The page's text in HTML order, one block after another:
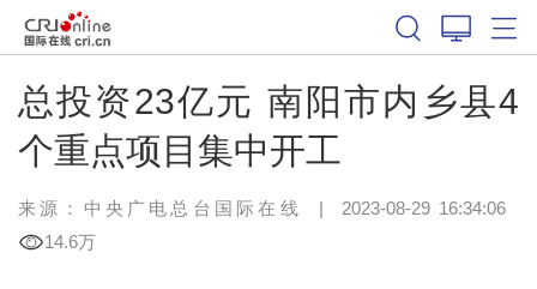
总投资23亿元 南阳市内乡县4
个重点项目集中开工
来源：中央广电总台国际在线 | 2023-08-29 16:34:06
14.6万